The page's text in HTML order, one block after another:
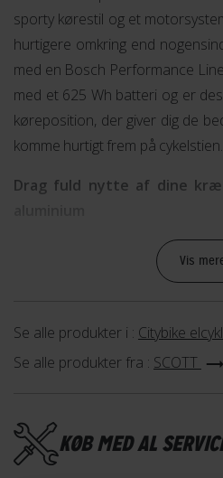
sporty kørestil og et
hurtigere omkring end
med en Bosch Performance
med et 625 Wh batteri og er
køreposition, der giver dig de
komme hurtigt frem på cykelstien.
Drag fuld nytte af dine
Elcyklens stel er fremstillet i
der er mere aggressiv end
og at du ikke bliver standset af
det samtidig også kablerne
forlænger deres levetid.
Vis
Se alle produkter i : Citybike
Se alle produkter fra : SCOTT
KØB MED AL